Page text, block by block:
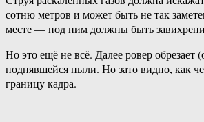
сотню метров и может быть не так
месте — под ним должны быть
Но это ещё не всё. Далее ровер
поднявшейся пыли. Но зато видно, как
границу кадра.